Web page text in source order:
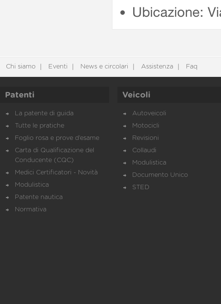
Ubicazione:
Chi siamo Eventi News e circolari Assistenza Faq
Patenti
La patente di guida
Tutte le pratiche
Foglio rosa e prove d’esame
Carta di Qualificazione del
Conducente (CQC)
Medici Certificatori - Novità
Modulistica
Patente nautica
Normativa
Veicoli
Autoveicoli
Motocicli
Revisioni
Collaudi
Modulistica
Documento Unico
STED